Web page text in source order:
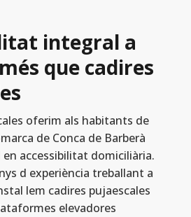
integral a
que cadires
oferim als habitants de
de Conca de Barberà
accessibilitat domiciliària.
d experiència treballant a
lem cadires pujaescales
elevadores